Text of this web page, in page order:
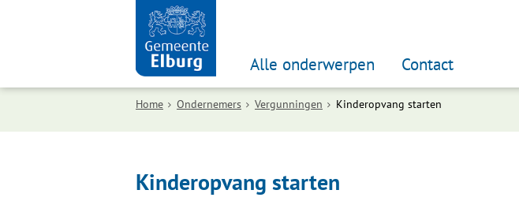
Alle onderwerpen Contact
Home Ondernemers Vergunningen Kinderopvang starten
Kinderopvang starten